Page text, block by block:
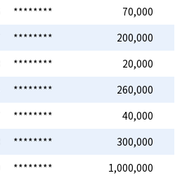
********
70,000
********
200,000
********
20,000
********
260,000
********
40,000
********
300,000
********
1,000,000